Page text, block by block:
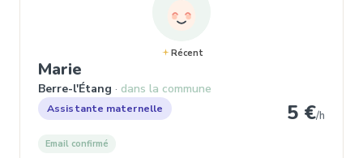
Récent
Marie
Berre-l'Étang dans la commune
Assistante maternelle 5 €/h
Email confirmé